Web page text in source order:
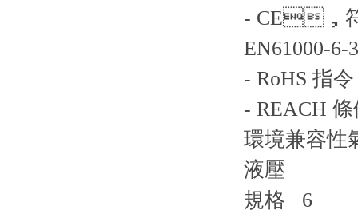
- CE，
EN61000-6-
- RoHS 指
- REACH 條
環境兼容性
液壓
規格 6